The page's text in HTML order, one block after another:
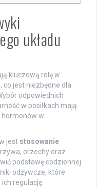
układu
kluczową rolę w
jest niezbędne dla
odpowiednich
w posiłkach mają
hormonów w
jest stosowanie
orzechy oraz
podstawę codziennej
odżywcze, które
regulację.